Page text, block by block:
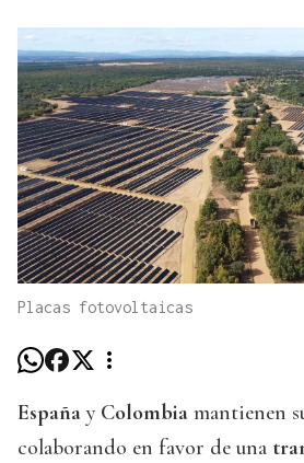
Placas fotovoltaicas
España yColombia mantienen
colaborando en favor de una